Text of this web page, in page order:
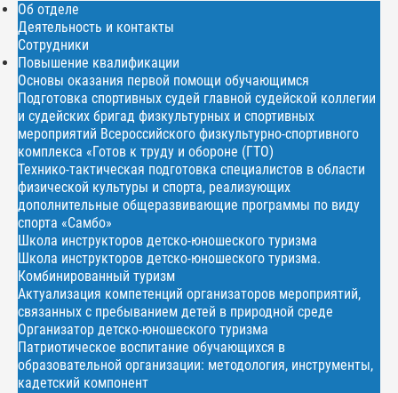
Об отделе
Деятельность и контакты
Сотрудники
Повышение квалификации
Основы оказания первой помощи обучающимся
Подготовка спортивных судей главной судейской коллегии
и судейских бригад физкультурных и спортивных
мероприятий Всероссийского физкультурно-спортивного
комплекса «Готов к труду и обороне (ГТО)
Технико-тактическая подготовка специалистов в области
физической культуры и спорта, реализующих
дополнительные общеразвивающие программы по виду
спорта «Самбо»
Школа инструкторов детско-юношеского туризма
Школа инструкторов детско-юношеского туризма.
Комбинированный туризм
Актуализация компетенций организаторов мероприятий,
связанных с пребыванием детей в природной среде
Организатор детско-юношеского туризма
Патриотическое воспитание обучающихся в
образовательной организации: методология, инструменты,
кадетский компонент